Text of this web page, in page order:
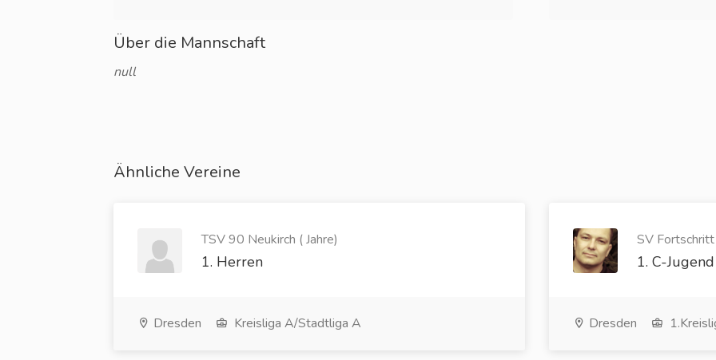
Über die Mannschaft
null
Ähnliche Vereine
TSV 90 Neukirch ( Jahre)
1. Herren
Dresden Kreisliga A/Stadtliga A
SV
1. C-Jugend
Dresden